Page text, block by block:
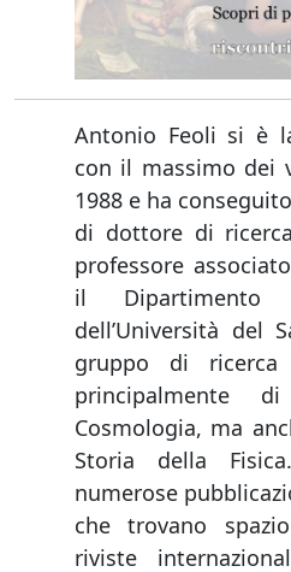
Antonio Feoli si è
con il massimo dei
1988 e ha
di dottore di
professore
il Dipartimento
dell’Università del
gruppo di
principalmente
Cosmologia, ma
Storia della
numerose
che trovano
riviste